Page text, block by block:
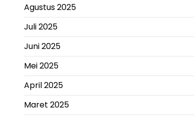
Agustus 2025
Juli 2025
Juni 2025
Mei 2025
April 2025
Maret 2025